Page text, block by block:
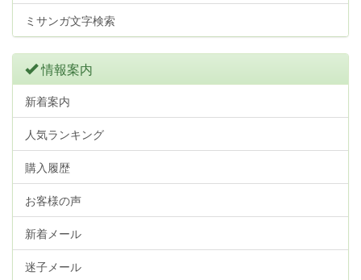
ミサンガ文字検索
情報案内
新着案内
人気ランキング
購入履歴
お客様の声
新着メール
迷子メール